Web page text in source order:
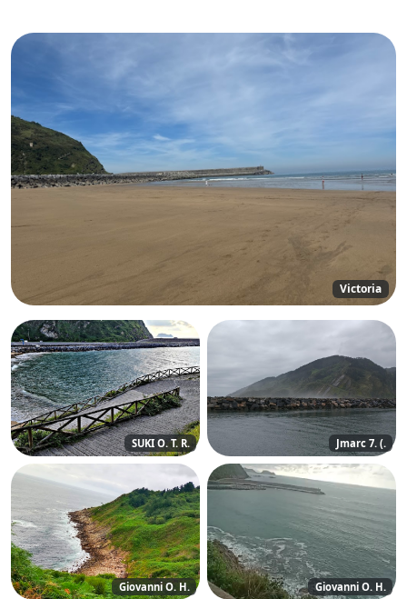
Victoria
SUKI O. T. R. Jmarc 7. (.
Giovanni O. H. Giovanni O. H.